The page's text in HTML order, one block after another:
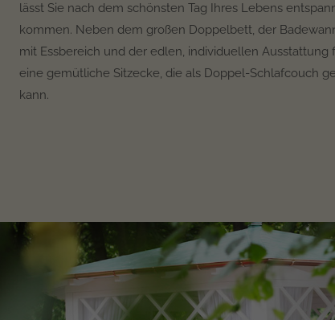
lässt Sie nach dem schönsten Tag Ihres Lebens
kommen. Neben dem großen Doppelbett, der
mit Essbereich und der edlen, individuellen Ausstattung
eine gemütliche Sitzecke, die als Doppel-Schlafcouch
kann.